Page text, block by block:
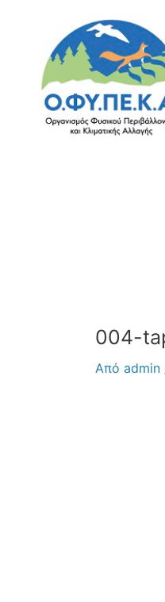
περιεχόμενο
004-
Από admin